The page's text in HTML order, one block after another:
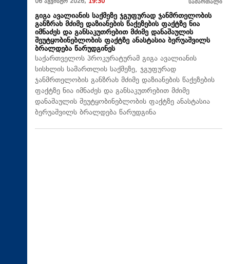
სამართალი
გიგა ავალიანის საქმეზე ჯგუფურად ჯანმრთელობის
განზრახ მძიმე დაზიანების წაქეზების ფაქტზე ნია
იმნაძეს და განსაკუთრებით მძიმე დანაშაულის
შეუტყობინებლობის ფაქტზე ანასტასია ბერუაშვილს
ბრალდება წარუდგინეს
საქართველოს პროკურატურამ გიგა ავალიანის
სისხლის სამართლის საქმეზე, ჯგუფურად
ჯანმრთელობის განზრახ მძიმე დაზიანების წაქეზების
ფაქტზე ნია იმნაძეს და განსაკუთრებით მძიმე
დანაშაულის შეუტყობინებლობის ფაქტზე ანასტასია
ბერუაშვილს ბრალდება წარუდგინა